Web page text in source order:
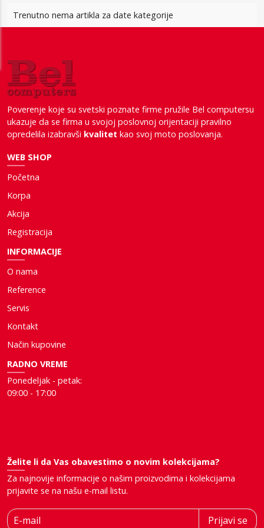
Trenutno nema artikla za date kategorije
Poverenje koje su svetski poznate firme pružile Bel computersu
ukazuje da se firma u svojoj poslovnoj orijentaciji pravilno
opredelila izabravši kvalitet kao svoj moto poslovanja.
WEB SHOP
Početna
Korpa
Akcija
Registracija
INFORMACIJE
O nama
Reference
Servis
Kontakt
Način kupovine
RADNO VREME
Ponedeljak - petak:
09:00 - 17:00
Želite li da Vas obavestimo o novim kolekcijama?
Za najnovije informacije o našim proizvodima i kolekcijama
prijavite se na našu e-mail listu.
E-mail Prijavi se